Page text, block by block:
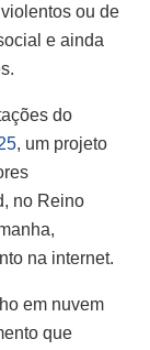
ou de
e ainda
do
, um projeto
no Reino
na internet.
em nuvem
que